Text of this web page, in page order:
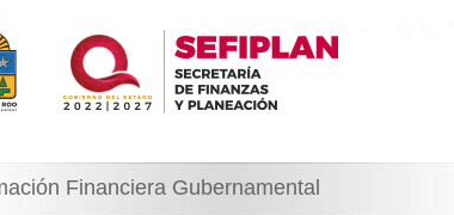
Financiera Gubernamental